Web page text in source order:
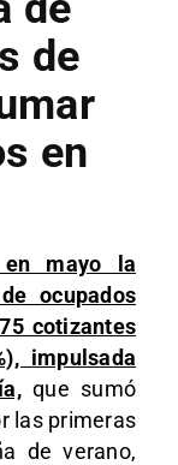
de
en
en mayo la
ocupados
cotizantes
impulsada
que sumó
las primeras
de verano,